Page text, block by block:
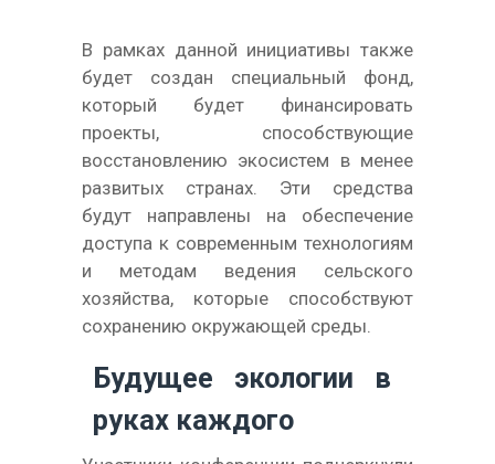
В рамках данной инициативы также
будет создан специальный фонд,
который будет финансировать
проекты, способствующие
восстановлению экосистем в менее
развитых странах. Эти средства
будут направлены на обеспечение
доступа к современным технологиям
и методам ведения сельского
хозяйства, которые способствуют
сохранению окружающей среды.
Будущее экологии в
руках каждого